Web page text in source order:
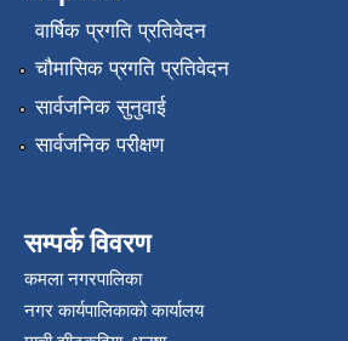
वार्षिक प्रगति प्रतिवेदन
चौमासिक प्रगति प्रतिवेदन
सार्वजनिक सुनुवाई
सार्वजनिक परीक्षण
सम्पर्क विवरण
कमला नगरपालिका
नगर कार्यपालिकाको कार्यालय